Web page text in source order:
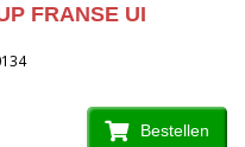
FRANSE UI
Bestellen